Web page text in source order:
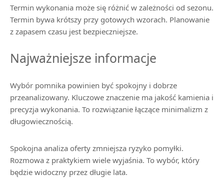
Termin wykonania może się różnić w zależności od sezonu.
Termin bywa krótszy przy gotowych wzorach. Planowanie
z zapasem czasu jest bezpieczniejsze.
Najważniejsze informacje
Wybór pomnika powinien być spokojny i dobrze
przeanalizowany. Kluczowe znaczenie ma jakość kamienia i
precyzja wykonania. To rozwiązanie łączące minimalizm z
długowiecznością.
Spokojna analiza oferty zmniejsza ryzyko pomyłki.
Rozmowa z praktykiem wiele wyjaśnia. To wybór, który
będzie widoczny przez długie lata.